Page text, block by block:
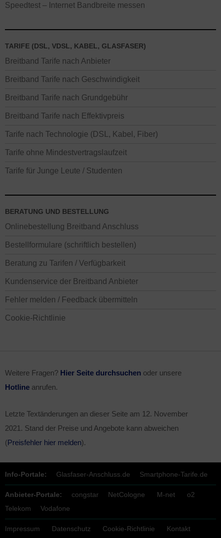
Speedtest – Internet Bandbreite messen
TARIFE (DSL, VDSL, KABEL, GLASFASER)
Breitband Tarife nach Anbieter
Breitband Tarife nach Geschwindigkeit
Breitband Tarife nach Grundgebühr
Breitband Tarife nach Effektivpreis
Tarife nach Technologie (DSL, Kabel, Fiber)
Tarife ohne Mindestvertragslaufzeit
Tarife für Junge Leute / Studenten
BERATUNG UND BESTELLUNG
Onlinebestellung Breitband Anschluss
Bestellformulare (schriftlich bestellen)
Beratung zu Tarifen / Verfügbarkeit
Kundenservice der Breitband Anbieter
Fehler melden / Feedback übermitteln
Cookie-Richtlinie
Weitere Fragen? Hier Seite durchsuchen oder unsere
Hotline anrufen.
Letzte Textänderungen an dieser Seite am 12. November
2021 . Stand der Preise und Angebote kann abweichen
(Preisfehler hier melden).
Info-Portale: Glasfaser-Anschluss.de Smartphone-Tarife.de
Anbieter-Portale: congstar NetCologne M-net
o2
Telekom
Vodafone
Impressum Datenschutz Cookie-Richtlinie Kontakt